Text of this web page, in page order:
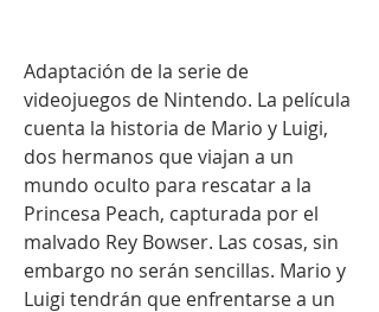
Adaptación de la serie de
videojuegos de Nintendo. La película
cuenta la historia de Mario y Luigi,
dos hermanos que viajan a un
mundo oculto para rescatar a la
Princesa Peach, capturada por el
malvado Rey Bowser. Las cosas, sin
embargo no serán sencillas. Mario y
Luigi tendrán que enfrentarse a un